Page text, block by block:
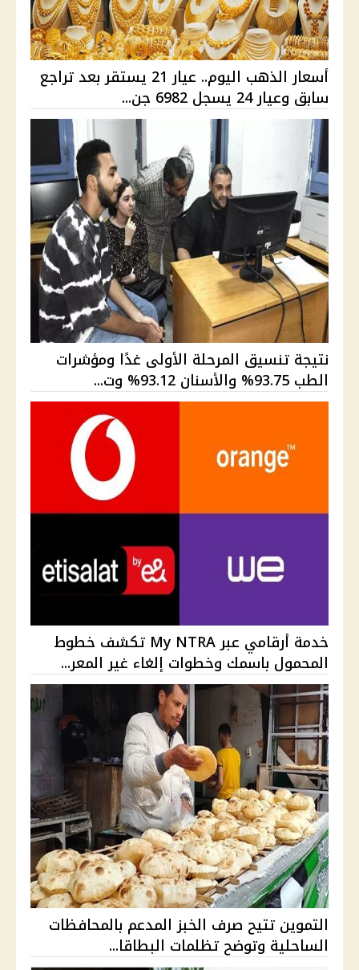
أسعار الذهب اليوم.. عيار 21 يستقر بعد تراجع
سابق وعيار 24 يسجل 6982 جن...
نتيجة تنسيق المرحلة الأولى غدًا ومؤشرات
الطب 93.75% والأسنان 93.12% وت...
خدمة أرقامي عبر My NTRA تكشف خطوط
المحمول باسمك وخطوات إلغاء غير المعر...
التموين تتيح صرف الخبز المدعم بالمحافظات
الساحلية وتوضح تظلمات البطاقا...